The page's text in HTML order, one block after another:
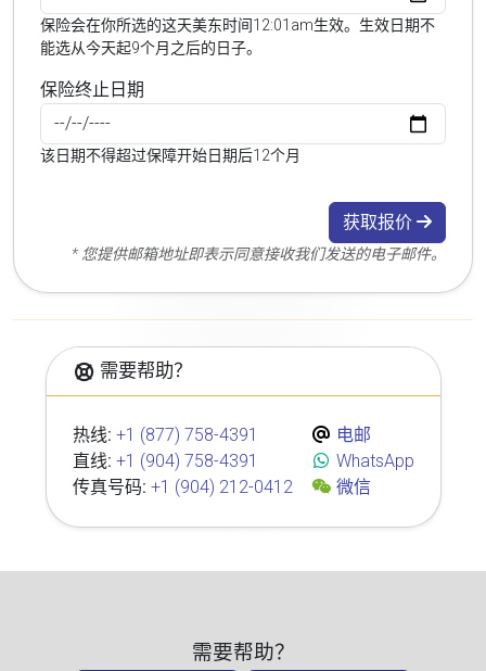
保险会在你所选的这天美东时间12:01am生效。生效日期不
能选从今天起9个月之后的日子。
保险终止日期
该日期不得超过保障开始日期后12个月
获取报价
* 您提供邮箱地址即表示同意接收我们发送的电子邮件。
需要帮助？
热线: +1 (877) 758-4391
直线: +1 (904) 758-4391
传真号码: +1 (904) 212-0412
电邮
WhatsApp
微信
需要帮助？